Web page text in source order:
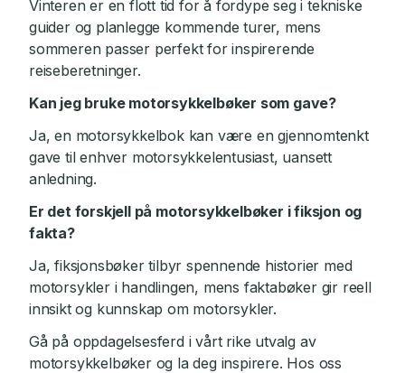
Vinteren er en flott tid for å fordype seg i tekniske
guider og planlegge kommende turer, mens
sommeren passer perfekt for inspirerende
reiseberetninger.
Kan jeg bruke motorsykkelbøker som gave?
Ja, en motorsykkelbok kan være en gjennomtenkt
gave til enhver motorsykkelentusiast, uansett
anledning.
Er det forskjell på motorsykkelbøker i fiksjon og
fakta?
Ja, fiksjonsbøker tilbyr spennende historier med
motorsykler i handlingen, mens faktabøker gir reell
innsikt og kunnskap om motorsykler.
Gå på oppdagelsesferd i vårt rike utvalg av
motorsykkelbøker og la deg inspirere. Hos oss